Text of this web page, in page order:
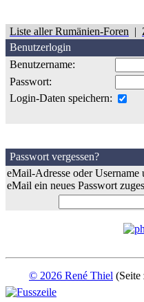
Liste aller Rumänien-Foren |
Benutzerlogin
Benutzername:
Passwort:
Login-Daten speichern:
Passwort vergessen?
eMail-Adresse oder
eMail ein neues Passwort
© 2026 René Thiel